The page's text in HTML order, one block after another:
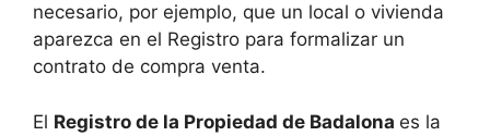
necesario, por ejemplo, que un local o vivienda
aparezca en el Registro para formalizar un
contrato de compra venta.
El Registro de la Propiedad de Badalona es la